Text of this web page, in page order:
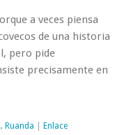
a veces piensa
de una historia
pero pide
precisamente en
, Ruanda
Enlace